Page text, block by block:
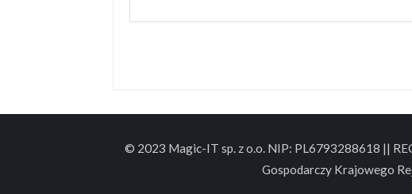
© 2023 Magic-IT sp. z o.o. NIP: PL6793288618 ||
Gospodarczy Krajowego